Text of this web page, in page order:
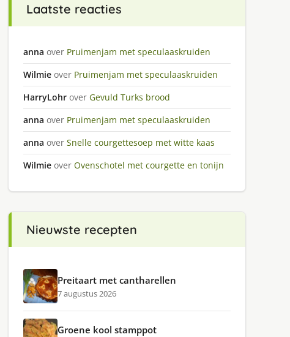
Laatste reacties
anna over Pruimenjam met speculaaskruiden
Wilmie over Pruimenjam met speculaaskruiden
HarryLohr over Gevuld Turks brood
anna over Pruimenjam met speculaaskruiden
anna over Snelle courgettesoep met witte kaas
Wilmie over Ovenschotel met courgette en tonijn
Nieuwste recepten
Preitaart met cantharellen
7 augustus 2026
Groene kool stamppot